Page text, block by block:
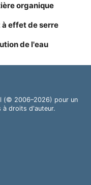
organique
à effet de serre
de l'eau
(© 2006–2026) pour un
à droits d'auteur.